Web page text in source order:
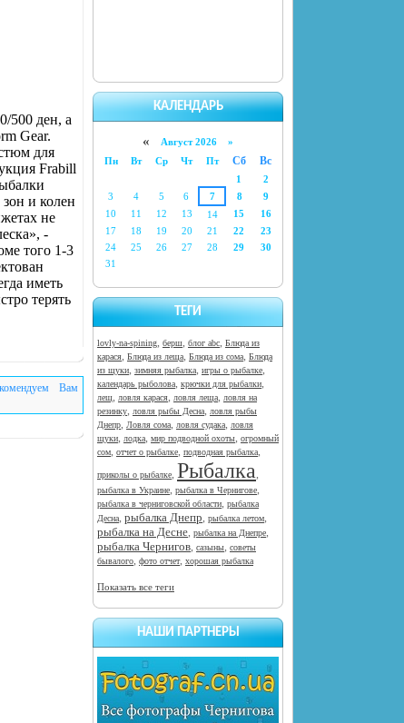
КАЛЕНДАРЬ
« Август 2026 »
Пн
Вт Ср Чт Пт Сб Вс
1
2
3
4 5 6 7 8
9
10
11 12 13 14 15
16
17
18 19 20 21 22
23
24
25 26 27 28 29
30
31
ТЕГИ
lovly-na-spining, берш, блог abc, Блюда из
карася, Блюда из леща, Блюда из сома, Блюда
из щуки, зимняя рыбалка, игры о рыбалке,
календарь рыболова, крючки для рыбалки,
лещ, ловля карася, ловля леща, ловля на
резинку, ловля рыбы Десна, ловля рыбы
Днепр, Ловля сома, ловля судака, ловля
щуки, лодка, мир подводной охоты, огромный
сом, отчет о рыбалке, подводная рыбалка,
приколы о рыбалке, Рыбалка,
рыбалка в Украине, рыбалка в Чернигове,
рыбалка в черниговской области, рыбалка
Десна, рыбалка Днепр, рыбалка летом,
рыбалка на Десне, рыбалка на Днепре,
рыбалка Чернигов, сазыны, советы
бывалого, фото отчет, хорошая рыбалка
Показать все теги
НАШИ ПАРТНЕРЫ
500 ден, а
Gear.
для
Frabill
и колен
не
-
того 1-3
иметь
терять
Вам